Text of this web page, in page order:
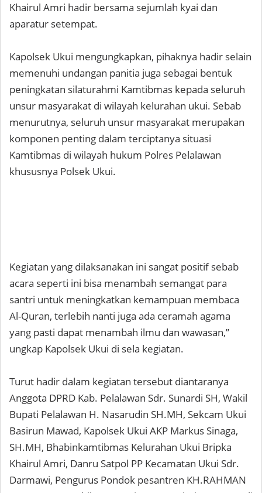
Khairul Amri hadir bersama sejumlah kyai dan
aparatur setempat.
Kapolsek Ukui mengungkapkan, pihaknya hadir selain
memenuhi undangan panitia juga sebagai bentuk
peningkatan silaturahmi Kamtibmas kepada seluruh
unsur masyarakat di wilayah kelurahan ukui. Sebab
menurutnya, seluruh unsur masyarakat merupakan
komponen penting dalam terciptanya situasi
Kamtibmas di wilayah hukum Polres Pelalawan
khususnya Polsek Ukui.
Kegiatan yang dilaksanakan ini sangat positif sebab
acara seperti ini bisa menambah semangat para
santri untuk meningkatkan kemampuan membaca
Al-Quran, terlebih nanti juga ada ceramah agama
yang pasti dapat menambah ilmu dan wawasan,”
ungkap Kapolsek Ukui di sela kegiatan.
Turut hadir dalam kegiatan tersebut diantaranya
Anggota DPRD Kab. Pelalawan Sdr. Sunardi SH, Wakil
Bupati Pelalawan H. Nasarudin SH.MH, Sekcam Ukui
Basirun Mawad, Kapolsek Ukui AKP Markus Sinaga,
SH.MH, Bhabinkamtibmas Kelurahan Ukui Bripka
Khairul Amri, Danru Satpol PP Kecamatan Ukui Sdr.
Darmawi, Pengurus Pondok pesantren KH.RAHMAN